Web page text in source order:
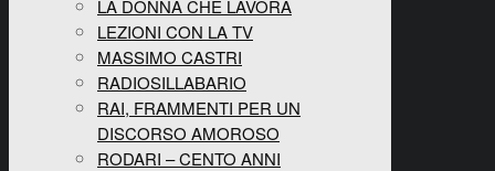
LA DONNA CHE LAVORA
LEZIONI CON LA TV
MASSIMO CASTRI
RADIOSILLABARIO
RAI, FRAMMENTI PER UN
DISCORSO AMOROSO
RODARI – CENTO ANNI